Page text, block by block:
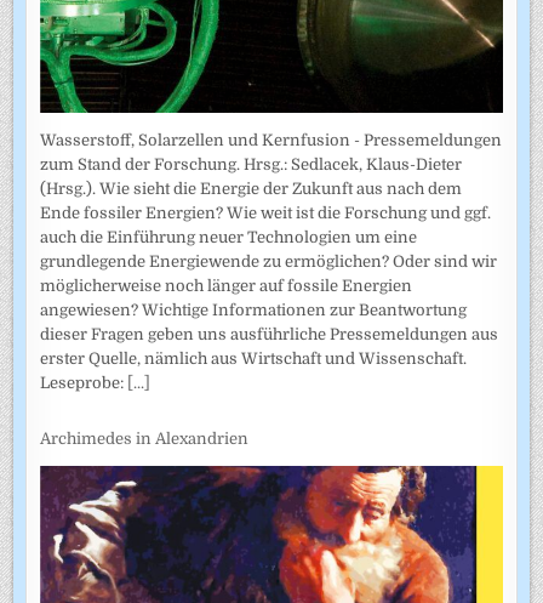
Wasserstoff, Solarzellen und Kernfusion - Pressemeldungen
zum Stand der Forschung. Hrsg.: Sedlacek, Klaus-Dieter
(Hrsg.). Wie sieht die Energie der Zukunft aus nach dem
Ende fossiler Energien? Wie weit ist die Forschung und ggf.
auch die Einführung neuer Technologien um eine
grundlegende Energiewende zu ermöglichen? Oder sind wir
möglicherweise noch länger auf fossile Energien
angewiesen? Wichtige Informationen zur Beantwortung
dieser Fragen geben uns ausführliche Pressemeldungen aus
erster Quelle, nämlich aus Wirtschaft und Wissenschaft.
Leseprobe: [...]
Archimedes in Alexandrien